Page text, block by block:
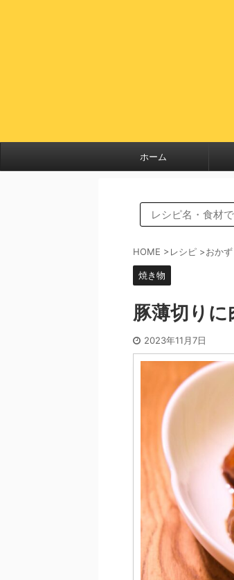
ホーム
HOME >レシピ >おかず
焼き物
豚薄切り
2023年11月7日